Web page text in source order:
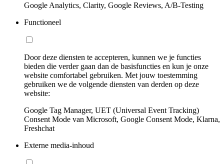
Google Analytics, Clarity, Google Reviews, A/B-Testing
Functioneel
Door deze diensten te accepteren, kunnen we je functies
bieden die verder gaan dan de basisfuncties en kun je onze
website comfortabel gebruiken. Met jouw toestemming
gebruiken we de volgende diensten van derden op deze
website:
Google Tag Manager, UET (Universal Event Tracking)
Consent Mode van Microsoft, Google Consent Mode, Klarna,
Freshchat
Externe media-inhoud